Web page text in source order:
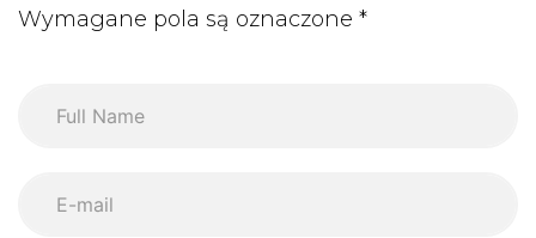
Wymagane pola są oznaczone *